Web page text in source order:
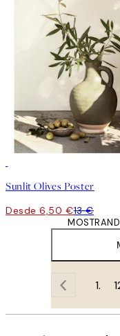
Sunlit Olives Poster
Desde 6,50 €13 €
1